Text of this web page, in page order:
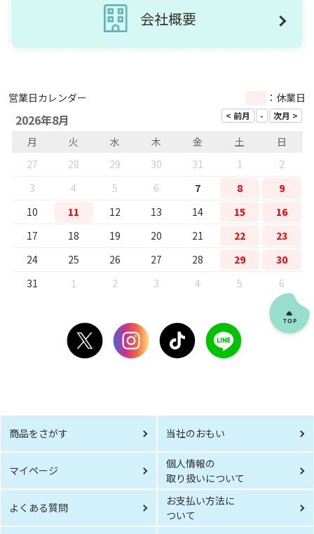
会社概要
営業日カレンダー ：休業日
2026年8月
月 火 水 木 金 土
日
27
28 29 30 31 1
2
3
4 5 6 7 8
9
10
11 12 13 14 15
16
17
18 19 20 21 22
23
24
25 26 27 28 29
30
31
1 2 3 4 5 6
商品をさがす 当社のおもい
マイページ
個人情報の
取り扱いについて
よくある質問
お支払い方法に
ついて